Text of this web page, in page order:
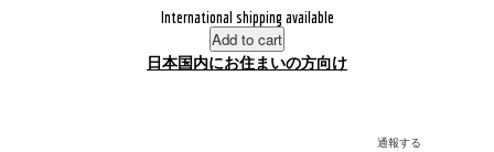
International shipping available
Add to cart
日本国内にお住まいの方向け
通報する